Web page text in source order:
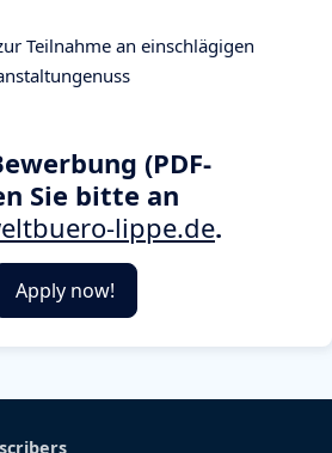
Teilnahme an einschlägigen
(PDF-
Sie bitte an
lippe.de.
Apply now!